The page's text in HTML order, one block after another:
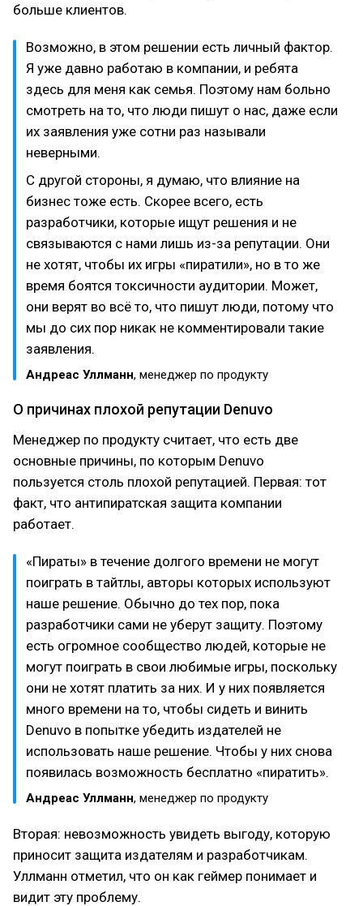
больше клиентов.
Возможно, в этом решении есть личный фактор.
Я уже давно работаю в компании, и ребята
здесь для меня как семья. Поэтому нам больно
смотреть на то, что люди пишут о нас, даже если
их заявления уже сотни раз называли
неверными.
С другой стороны, я думаю, что влияние на
бизнес тоже есть. Скорее всего, есть
разработчики, которые ищут решения и не
связываются с нами лишь из-за репутации. Они
не хотят, чтобы их игры «пиратили», но в то же
время боятся токсичности аудитории. Может,
они верят во всё то, что пишут люди, потому что
мы до сих пор никак не комментировали такие
заявления.
Андреас Уллманн, менеджер по продукту
О причинах плохой репутации Denuvo
Менеджер по продукту считает, что есть две
основные причины, по которым Denuvo
пользуется столь плохой репутацией. Первая: тот
факт, что антипиратская защита компании
работает.
«Пираты» в течение долгого времени не могут
поиграть в тайтлы, авторы которых используют
наше решение. Обычно до тех пор, пока
разработчики сами не уберут защиту. Поэтому
есть огромное сообщество людей, которые не
могут поиграть в свои любимые игры, поскольку
они не хотят платить за них. И у них появляется
много времени на то, чтобы сидеть и винить
Denuvo в попытке убедить издателей не
использовать наше решение. Чтобы у них снова
появилась возможность бесплатно «пиратить».
Андреас Уллманн, менеджер по продукту
Вторая: невозможность увидеть выгоду, которую
приносит защита издателям и разработчикам.
Уллманн отметил, что он как геймер понимает и
видит эту проблему.